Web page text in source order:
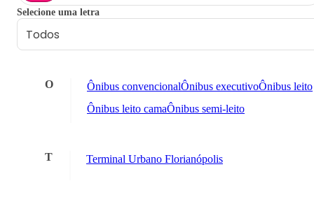
Selecione uma letra
O Ônibus convencionalÔnibus executivoÔnibus leito
Ônibus leito camaÔnibus semi-leito
T Terminal Urbano Florianópolis